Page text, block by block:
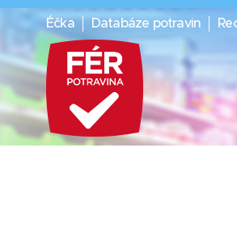
Éčka Databáze potravin